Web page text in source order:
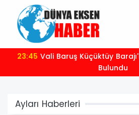
23:352026-2027 futbol sezonu öncesi spor güvenliği
masaya yatırıldı
Ayları Haberleri